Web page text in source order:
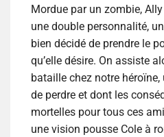
Mordue par un zombie,
une double personnalité,
bien décidé de prendre le
qu’elle désire. On assiste
bataille chez notre héroïne,
de perdre et dont les
mortelles pour tous ces
une vision pousse Cole à